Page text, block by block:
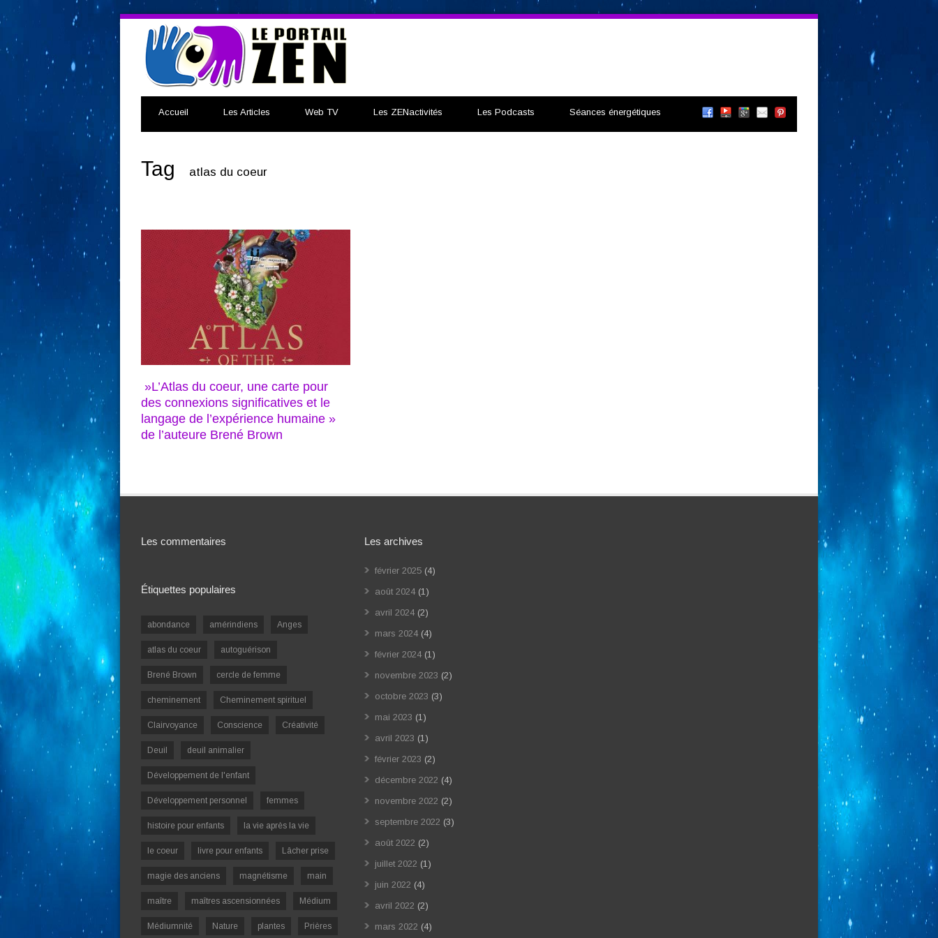
Accueil Les Articles Web TV Les ZENactivités Les Podcasts Séances énergétiques
Tag atlas du coeur
»L’Atlas du coeur, une carte pour
des connexions significatives et le
langage de l’expérience humaine »
de l’auteure Brené Brown
Les commentaires
Étiquettes populaires
abondance amérindiens Anges
atlas du coeur autoguérison
Brené Brown cercle de femme
cheminement Cheminement spirituel
Clairvoyance Conscience Créativité
Deuil deuil animalier
Développement de l'enfant
Développement personnel femmes
histoire pour enfants la vie après la vie
le coeur livre pour enfants Lâcher prise
magie des anciens magnétisme main
maître maîtres ascensionnées Médium
Médiumnité Nature plantes Prières
Les archives
février 2025(4)
août 2024(1)
avril 2024(2)
mars 2024(4)
février 2024(1)
novembre 2023 (2)
octobre 2023 (3)
mai 2023 (1)
avril 2023 (1)
février 2023 (2)
décembre 2022 (4)
novembre 2022 (2)
septembre 2022 (3)
août 2022 (2)
juillet 2022 (1)
juin 2022 (4)
avril 2022 (2)
mars 2022 (4)